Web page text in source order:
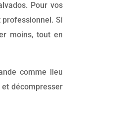
Pour vos
Si
moins, tout en
comme lieu
décompresser